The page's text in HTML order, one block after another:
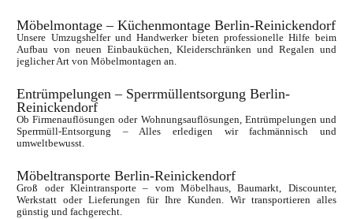
Möbelmontage – Küchenmontage Berlin-Reinickendorf
Unsere Umzugshelfer und Handwerker bieten professionelle Hilfe beim
Aufbau von neuen Einbauküchen, Kleiderschränken und Regalen und
jeglicher Art von Möbelmontagen an.
Entrümpelungen – Sperrmüllentsorgung Berlin-
Reinickendorf
Ob Firmenauflösungen oder Wohnungsauflösungen, Entrümpelungen und
Sperrmüll-Entsorgung – Alles erledigen wir fachmännisch und
umweltbewusst.
Möbeltransporte Berlin-Reinickendorf
Groß oder Kleintransporte – vom Möbelhaus, Baumarkt, Discounter,
Werkstatt oder Lieferungen für Ihre Kunden. Wir transportieren alles
günstig und fachgerecht.